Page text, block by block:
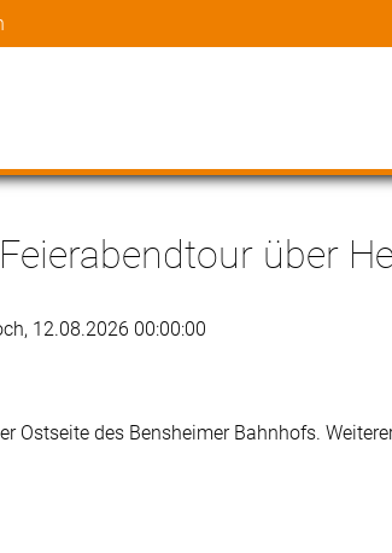
über
12.08.2026 00:00:00
Ostseite des Bensheimer Bahnhofs.